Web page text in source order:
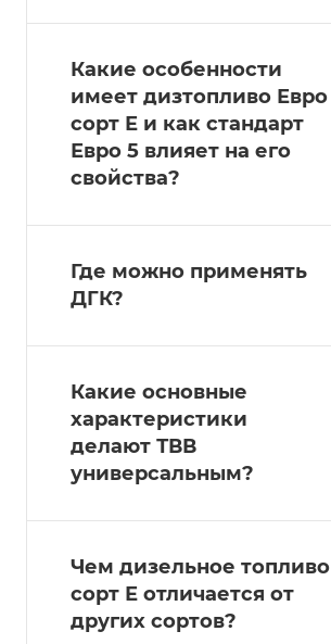
Какие особенности
имеет дизтопливо Евро
сорт Е и как стандарт
Евро 5 влияет на его
свойства?
Где можно применять
ДГК?
Какие основные
характеристики
делают ТВВ
универсальным?
Чем дизельное топливо
сорт Е отличается от
других сортов?